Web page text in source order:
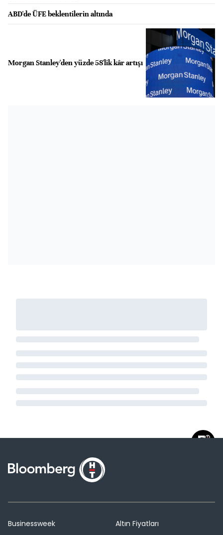
ABD'de ÜFE beklentilerin altında
Morgan Stanley'den yüzde 58'lik kâr artışı
Businessweek
Altın Fiyatları